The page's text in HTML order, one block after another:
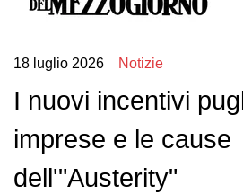
18 luglio 2026 Notizie
I nuovi incentivi
imprese e le cause
dell'"Austerity"